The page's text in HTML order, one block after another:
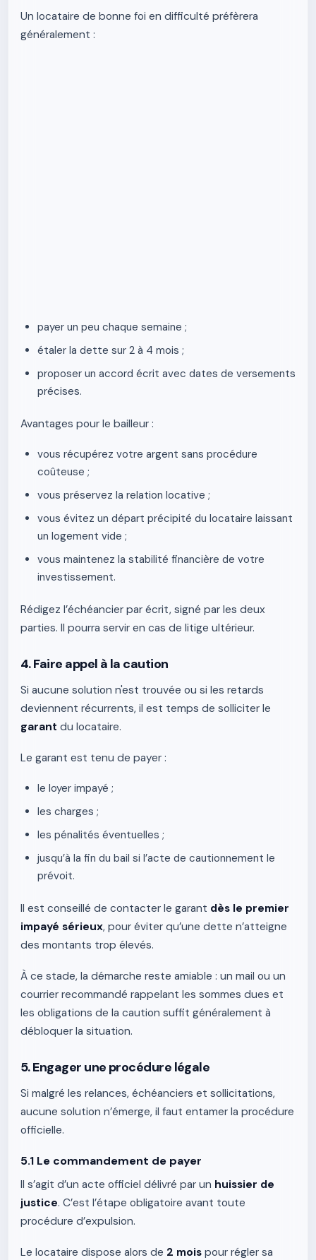
Un locataire de bonne foi en difficulté préfèrera
généralement :
payer un peu chaque semaine ;
étaler la dette sur 2 à 4 mois ;
proposer un accord écrit avec dates de versements
précises.
Avantages pour le bailleur :
vous récupérez votre argent sans procédure
coûteuse ;
vous préservez la relation locative ;
vous évitez un départ précipité du locataire laissant
un logement vide ;
vous maintenez la stabilité financière de votre
investissement.
Rédigez l’échéancier par écrit, signé par les deux
parties. Il pourra servir en cas de litige ultérieur.
4. Faire appel à la caution
Si aucune solution n'est trouvée ou si les retards
deviennent récurrents, il est temps de solliciter le
garant du locataire.
Le garant est tenu de payer :
le loyer impayé ;
les charges ;
les pénalités éventuelles ;
jusqu’à la fin du bail si l’acte de cautionnement le
prévoit.
Il est conseillé de contacter le garant dès le premier
impayé sérieux, pour éviter qu’une dette n’atteigne
des montants trop élevés.
À ce stade, la démarche reste amiable : un mail ou un
courrier recommandé rappelant les sommes dues et
les obligations de la caution suffit généralement à
débloquer la situation.
5. Engager une procédure légale
Si malgré les relances, échéanciers et sollicitations,
aucune solution n’émerge, il faut entamer la procédure
officielle.
5.1 Le commandement de payer
Il s’agit d’un acte officiel délivré par un huissier de
justice. C’est l’étape obligatoire avant toute
procédure d’expulsion.
Le locataire dispose alors de 2 mois pour régler sa